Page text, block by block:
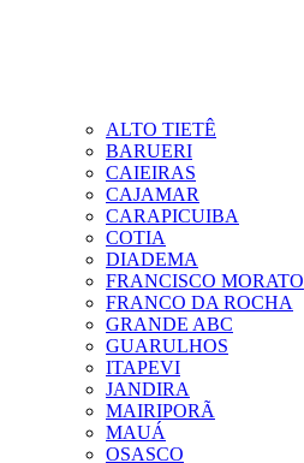
ALTO TIETÊ
BARUERI
CAIEIRAS
CAJAMAR
CARAPICUIBA
COTIA
DIADEMA
FRANCISCO MORATO
FRANCO DA ROCHA
GRANDE ABC
GUARULHOS
ITAPEVI
JANDIRA
MAIRIPORÃ
MAUÁ
OSASCO